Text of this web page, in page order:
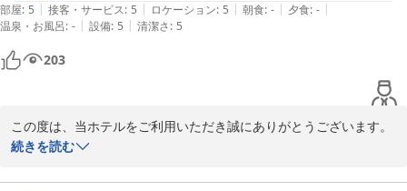
相鉄グランドフレッサ 熊本
部屋: 5 | 接客・サービス: 5 | ロケーション: 5 | 朝食: - | 夕食: - |
温泉・お風呂: - | 設備: 5 | 清潔さ: 5
203
この度は、当ホテルをご利用いただき誠にありがとうございます。
また、スタッフの対応やお部屋の清掃、備品に関して大変嬉しいお
続きを読む